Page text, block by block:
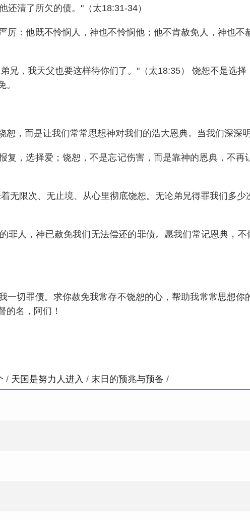
还清了所欠的债。"（太18:31-34）
厉：他既不怜悯人，神也不怜悯他；他不肯赦免人，神也
兄，我天父也要这样待你们了。"（太18:35） 饶恕不是选
。
恕，而是让我们常常思想神对我们的浩大恩典。当我们深深
复，选择爱；饶恕，不是忘记伤害，而是靠神的恩典，不
无限次、无止境、从心里彻底饶恕。无论弟兄得罪我们多
罪人，神已赦免我们无法偿还的罪债。愿我们常记恩典，
一切罪债。求你赦免我常存不饶恕的心，帮助我常常思想
的名，阿们！
/ 天国是努力人进入 / 末日的预兆与预备 /